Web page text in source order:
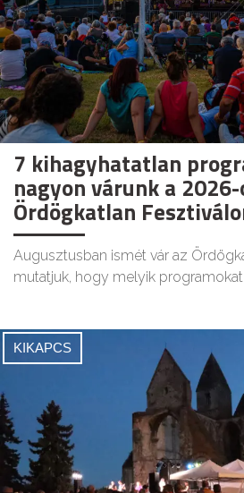
7 kihagyhatatlan
nagyon várunk a
Ördögkatlan
Augusztusban ismét vár az
mutatjuk, hogy melyik programokat
KIKAPCS